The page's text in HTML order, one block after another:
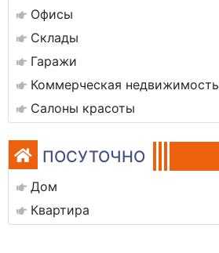
Офисы
Склады
Гаражи
Коммерческая недвижимость
Салоны красоты
ПОСУТОЧНО
Дом
Квартира